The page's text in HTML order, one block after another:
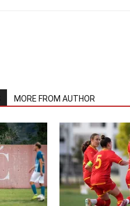
MORE FROM AUTHOR